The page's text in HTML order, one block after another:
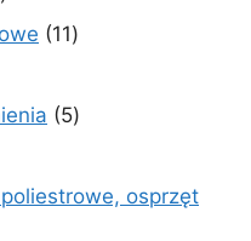
produktów
1111
55
osprzęt